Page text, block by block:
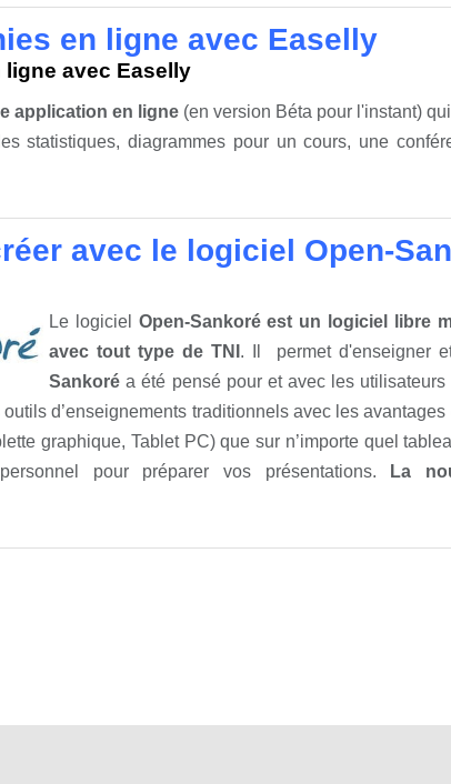
en ligne avec Easelly
avec Easelly
application en ligne (en version Béta pour l'instant)
statistiques, diagrammes pour un cours, une
avec le logiciel Open-
Le logiciel Open-Sankoré est un logiciel libre
avec tout type de TNI . Il permet d'enseigner
Sankoré a été pensé pour et avec les
d’enseignements traditionnels avec les
graphique, Tablet PC) que sur n’importe quel
pour préparer vos présentations.
La